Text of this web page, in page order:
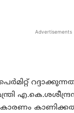
Advertisements
കാരണം